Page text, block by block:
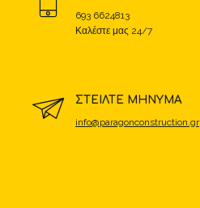
693 6624813
Καλέστε μας 24/7
ΣΤΕΙΛΤΕ ΜΗΝΥΜΑ
info@paragonconstruction.gr